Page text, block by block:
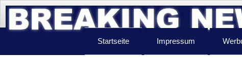
Startseite Impressum